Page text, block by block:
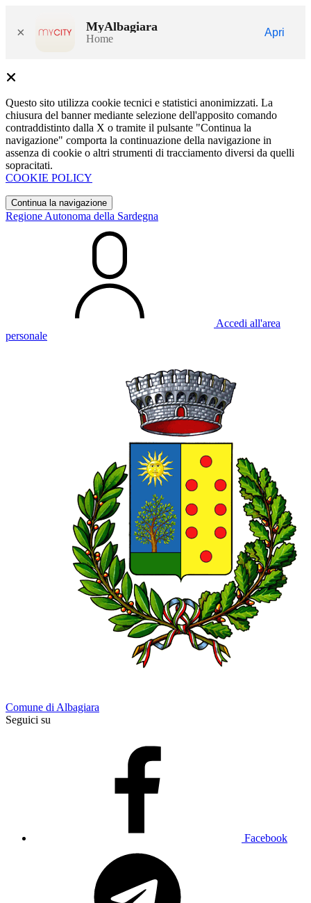
× MyAlbagiara
Home
Apri
Questo sito utilizza cookie tecnici e statistici anonimizzati. La
chiusura del banner mediante selezione dell'apposito comando
contraddistinto dalla X o tramite il pulsante "Continua la
navigazione" comporta la continuazione della navigazione in
assenza di cookie o altri strumenti di tracciamento diversi da quelli
sopracitati.
COOKIE POLICY
Continua la navigazione
Regione Autonoma della Sardegna
Accedi all'area
personale
Comune di Albagiara
Seguici su
Facebook